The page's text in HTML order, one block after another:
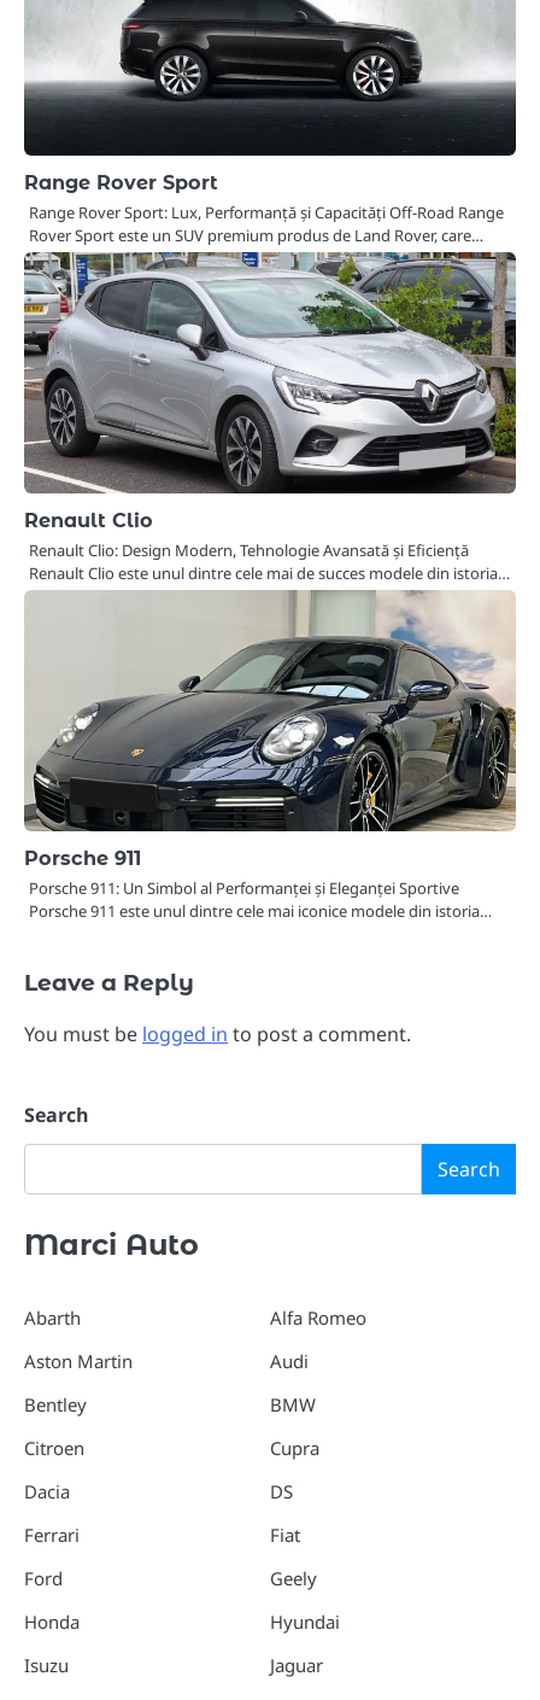
Range Rover Sport
Range Rover Sport: Lux, Performanță și Capacități Off-Road Range
Rover Sport este un SUV premium produs de Land Rover, care…
Renault Clio
Renault Clio: Design Modern, Tehnologie Avansată și Eficiență
Renault Clio este unul dintre cele mai de succes modele din istoria…
Porsche 911
Porsche 911: Un Simbol al Performanței și Eleganței Sportive
Porsche 911 este unul dintre cele mai iconice modele din istoria…
Leave a Reply
You must be logged in to post a comment.
Search
Search
Marci Auto
Abarth
Aston Martin
Bentley
Citroen
Dacia
Ferrari
Ford
Honda
Isuzu
Alfa Romeo
Audi
BMW
Cupra
DS
Fiat
Geely
Hyundai
Jaguar